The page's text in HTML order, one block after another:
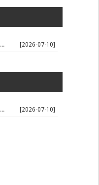
🌍 경기 AI 스타트업 해외 진출 판... [2026-07-10]
🌍 경기 AI 스타트업 해외 진출 판... [2026-07-10]